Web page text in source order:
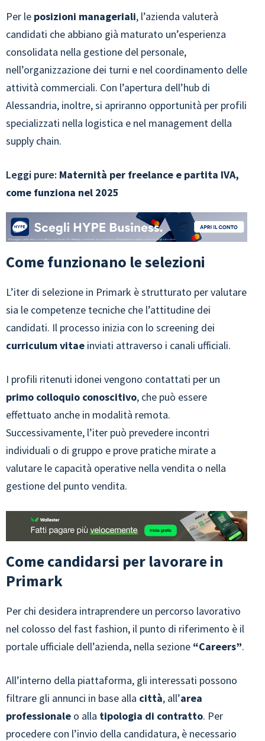
Per le posizioni manageriali, l’azienda valuterà
candidati che abbiano già maturato un’esperienza
consolidata nella gestione del personale,
nell’organizzazione dei turni e nel coordinamento delle
attività commerciali. Con l’apertura dell’hub di
Alessandria, inoltre, si apriranno opportunità per profili
specializzati nella logistica e nel management della
supply chain.
Leggi pure: Maternità per freelance e partita IVA,
come funziona nel 2025
Come funzionano le selezioni
L’iter di selezione in Primark è strutturato per valutare
sia le competenze tecniche che l’attitudine dei
candidati. Il processo inizia con lo screening dei
curriculum vitae inviati attraverso i canali ufficiali.
I profili ritenuti idonei vengono contattati per un
primo colloquio conoscitivo, che può essere
effettuato anche in modalità remota.
Successivamente, l’iter può prevedere incontri
individuali o di gruppo e prove pratiche mirate a
valutare le capacità operative nella vendita o nella
gestione del punto vendita.
Come candidarsi per lavorare in
Primark
Per chi desidera intraprendere un percorso lavorativo
nel colosso del fast fashion, il punto di riferimento è il
portale ufficiale dell’azienda, nella sezione “Careers”.
All’interno della piattaforma, gli interessati possono
filtrare gli annunci in base alla città, all’area
professionale o alla tipologia di contratto. Per
procedere con l’invio della candidatura, è necessario